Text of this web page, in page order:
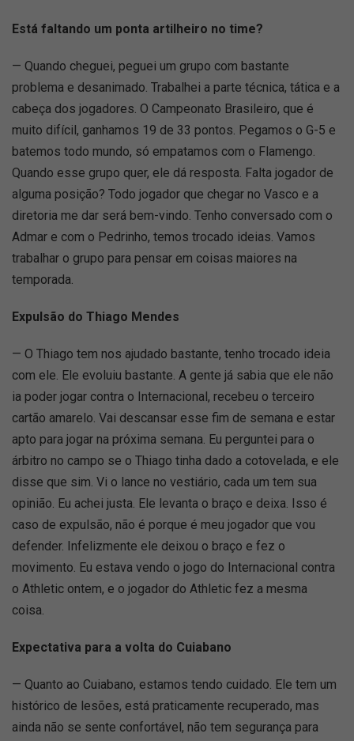
Está faltando um ponta artilheiro no time?
— Quando cheguei, peguei um grupo com bastante
problema e desanimado. Trabalhei a parte técnica, tática e a
cabeça dos jogadores. O Campeonato Brasileiro, que é
muito difícil, ganhamos 19 de 33 pontos. Pegamos o G-5 e
batemos todo mundo, só empatamos com o Flamengo.
Quando esse grupo quer, ele dá resposta. Falta jogador de
alguma posição? Todo jogador que chegar no Vasco e a
diretoria me dar será bem-vindo. Tenho conversado com o
Admar e com o Pedrinho, temos trocado ideias. Vamos
trabalhar o grupo para pensar em coisas maiores na
temporada.
Expulsão do Thiago Mendes
— O Thiago tem nos ajudado bastante, tenho trocado ideia
com ele. Ele evoluiu bastante. A gente já sabia que ele não
ia poder jogar contra o Internacional, recebeu o terceiro
cartão amarelo. Vai descansar esse fim de semana e estar
apto para jogar na próxima semana. Eu perguntei para o
árbitro no campo se o Thiago tinha dado a cotovelada, e ele
disse que sim. Vi o lance no vestiário, cada um tem sua
opinião. Eu achei justa. Ele levanta o braço e deixa. Isso é
caso de expulsão, não é porque é meu jogador que vou
defender. Infelizmente ele deixou o braço e fez o
movimento. Eu estava vendo o jogo do Internacional contra
o Athletic ontem, e o jogador do Athletic fez a mesma
coisa.
Expectativa para a volta do Cuiabano
— Quanto ao Cuiabano, estamos tendo cuidado. Ele tem um
histórico de lesões, está praticamente recuperado, mas
ainda não se sente confortável, não tem segurança para